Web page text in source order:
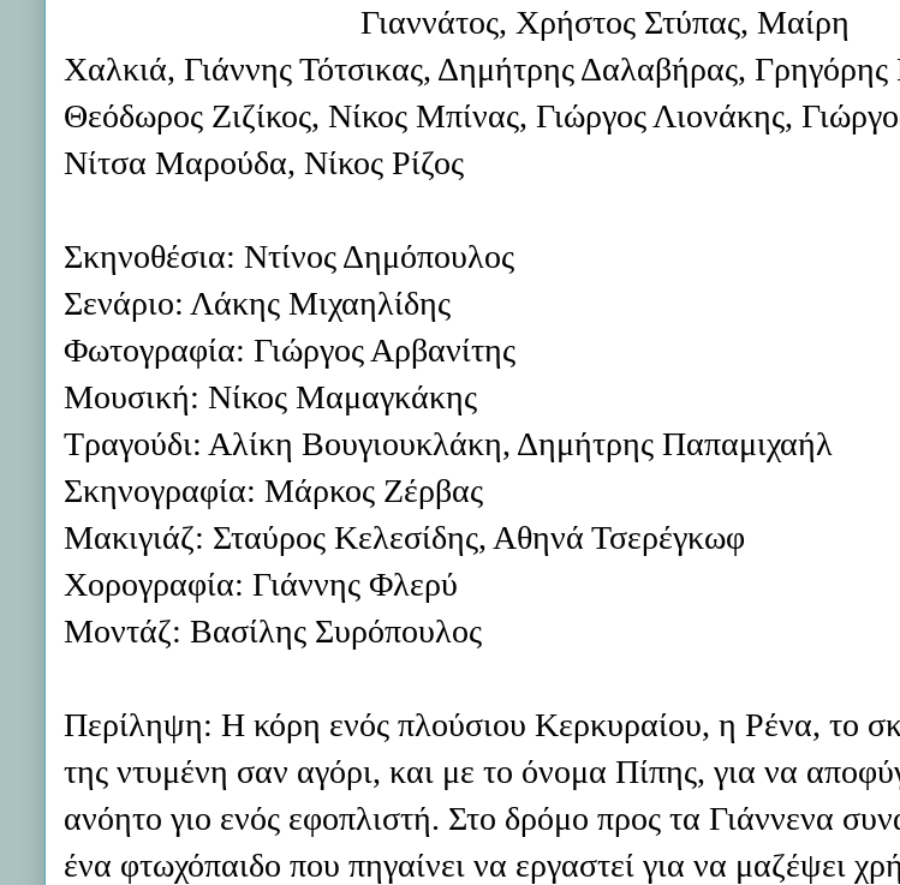
Γιαννάτος, Χρήστος Στύπας, Μαίρη
Χαλκιά, Γιάννης Τότσικας, Δημήτρης Δαλαβήρας,
Θεόδωρος Ζιζίκος, Νίκος Μπίνας, Γιώργος Λιονάκης,
Νίτσα Μαρούδα, Νίκος Ρίζος
Σκηνοθέσια: Ντίνος Δημόπουλος
Σενάριο: Λάκης Μιχαηλίδης
Φωτογραφία: Γιώργος Αρβανίτης
Μουσική: Νίκος Μαμαγκάκης
Τραγούδι: Αλίκη Βουγιουκλάκη, Δημήτρης Παπαμιχαήλ
Σκηνογραφία: Μάρκος Ζέρβας
Μακιγιάζ: Σταύρος Κελεσίδης, Αθηνά Τσερέγκωφ
Χορογραφία: Γιάννης Φλερύ
Μοντάζ: Βασίλης Συρόπουλος
Περίληψη: Η κόρη ενός πλούσιου Κερκυραίου, η Ρένα, το
της ντυμένη σαν αγόρι, και με το όνομα Πίπης, για να
ανόητο γιο ενός εφοπλιστή. Στο δρόμο προς τα Γιάννενα
ένα φτωχόπαιδο που πηγαίνει να εργαστεί για να μαζέψει